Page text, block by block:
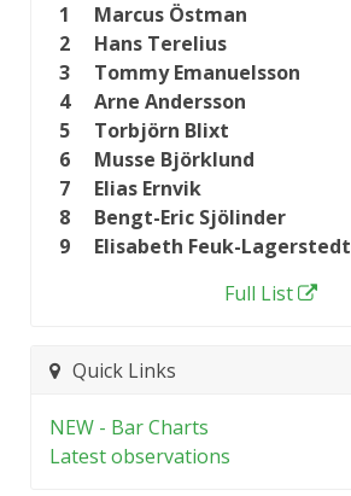
1
Marcus Östman
2
Hans Terelius
3
Tommy Emanuelsson
4
Arne Andersson
5
Torbjörn Blixt
6
Musse Björklund
7
Elias Ernvik
8
Bengt-Eric Sjölinder
9
Elisabeth Feuk-Lagerstedt
Full List
Quick Links
NEW - Bar Charts
Latest observations